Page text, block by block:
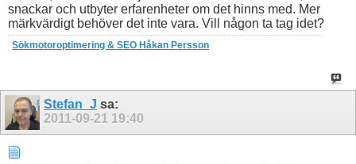
snackar och utbyter erfarenheter om det hinns med. Mer
märkvärdigt behöver det inte vara. Vill någon ta tag idet?
Sökmotoroptimering & SEO Håkan Persson
Stefan_J sa:
2011-09-21 19:40